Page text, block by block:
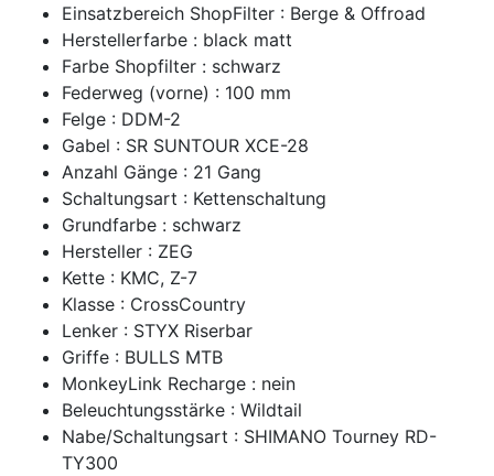
Einsatzbereich ShopFilter : Berge & Offroad
Herstellerfarbe : black matt
Farbe Shopfilter : schwarz
Federweg (vorne) : 100 mm
Felge : DDM-2
Gabel : SR SUNTOUR XCE-28
Anzahl Gänge : 21 Gang
Schaltungsart : Kettenschaltung
Grundfarbe : schwarz
Hersteller : ZEG
Kette : KMC, Z-7
Klasse : CrossCountry
Lenker : STYX Riserbar
Griffe : BULLS MTB
MonkeyLink Recharge : nein
Beleuchtungsstärke : Wildtail
Nabe/Schaltungsart : SHIMANO Tourney RD-
TY300